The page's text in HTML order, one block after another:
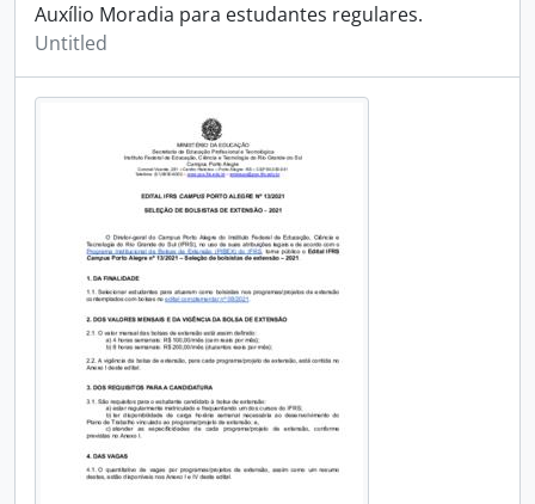
Auxílio Moradia para estudantes regulares.
Untitled